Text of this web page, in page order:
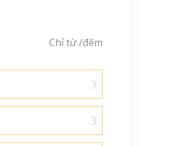
Chỉ từ/đêm